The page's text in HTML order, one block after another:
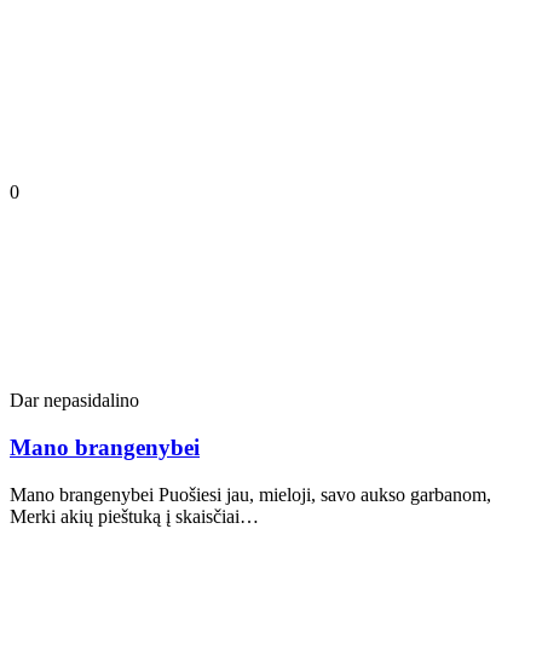
0
Dar nepasidalino
Mano brangenybei
Mano brangenybei Puošiesi jau, mieloji, savo aukso garbanom,
Merki akių pieštuką į skaisčiai…